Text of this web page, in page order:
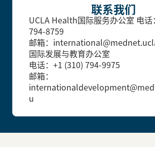
联系我们
UCLA Health国际服务办公室 电
794-8759
邮箱：
国际发展与教育办公室
电话：+1 (310) 794-9975
邮箱：
u